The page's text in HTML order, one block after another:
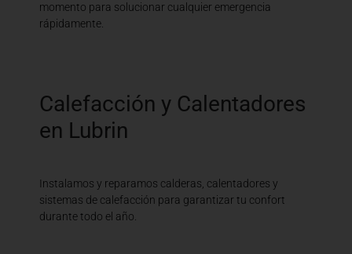
momento para solucionar cualquier emergencia
rápidamente.
Calefacción y Calentadores
en Lubrin
Instalamos y reparamos calderas, calentadores y
sistemas de calefacción para garantizar tu confort
durante todo el año.